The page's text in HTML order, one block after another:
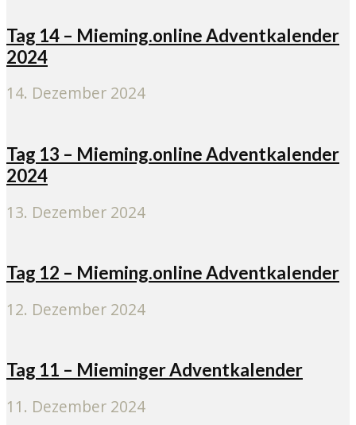
Tag 14 – Mieming.online Adventkalender
2024
14. Dezember 2024
Tag 13 – Mieming.online Adventkalender
2024
13. Dezember 2024
Tag 12 – Mieming.online Adventkalender
12. Dezember 2024
Tag 11 – Mieminger Adventkalender
11. Dezember 2024